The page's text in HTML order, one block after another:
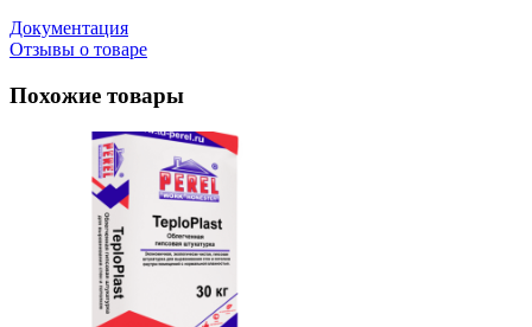
Документация
Отзывы о товаре
Похожие товары